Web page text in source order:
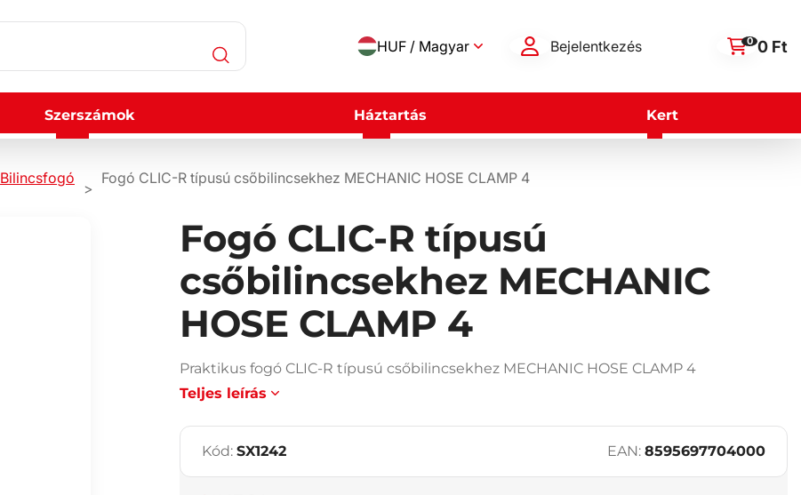
HUF / Magyar Bejelentkezés 0 0 Ft
Szerszámok Háztartás Kert
Bilincsfogó Fogó CLIC-R típusú csőbilincsekhez MECHANIC HOSE CLAMP 4
Fogó CLIC-R típusú
csőbilincsekhez MECHANIC
HOSE CLAMP 4
Praktikus fogó CLIC-R típusú csőbilincsekhez MECHANIC HOSE CLAMP 4
Teljes leírás
Kód: SX1242 EAN: 8595697704000